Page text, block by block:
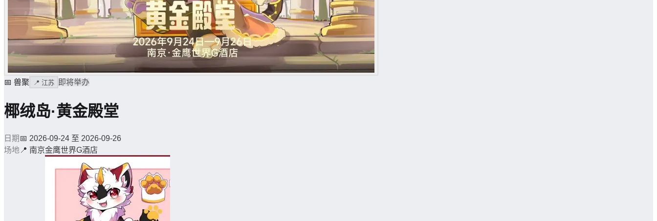
📅 兽聚 📍 江苏 即将举办
椰绒岛·黄金殿堂
日期 📅 2026-09-24 至 2026-09-26
场地 📍 南京金鹰世界G酒店